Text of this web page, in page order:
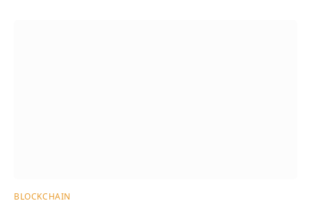
BLOCKCHAIN